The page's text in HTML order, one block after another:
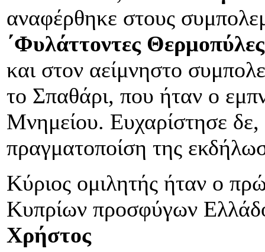
αναφέρθηκε στους
΄Φυλάττοντες
και στον αείμνηστο
το Σπαθάρι, που ήταν ο
Μνημείου. Ευχαρίστησε
πραγματοποίση της
Κύριος ομιλητής ήταν ο
Κυπρίων προσφύγων
Χρήστος